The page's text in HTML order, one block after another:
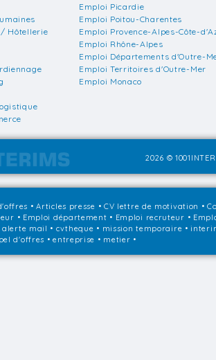
Hôtellerie
Emploi Picardie
Emploi Poitou-Charentes
Emploi Provence-Alpes-Côte-
Emploi Rhône-Alpes
Emploi Départements d'Outre-
Emploi Territoires d'Outre-Mer
Emploi Monaco
2026 ©
•Articles presse • CV lettre de motivation •
• Emploi département • Emploi recruteur •
alerte mail • cvtheque • mission temporaire •
d'offres • entreprise • metier •